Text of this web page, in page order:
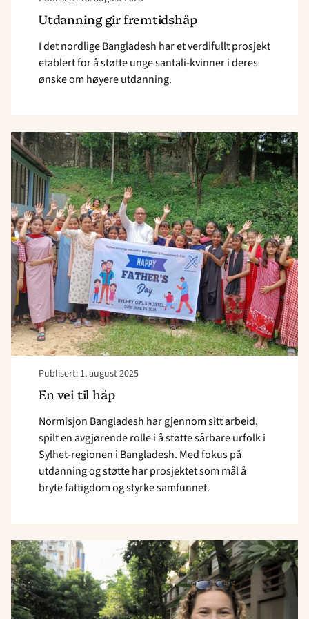
Utdanning gir fremtidshåp
I det nordlige Bangladesh har et verdifullt prosjekt
etablert for å støtte unge santali-kvinner i deres
ønske om høyere utdanning.
Publisert: 1. august 2025
En vei til håp
Normisjon Bangladesh har gjennom sitt arbeid,
spilt en avgjørende rolle i å støtte sårbare urfolk i
Sylhet-regionen i Bangladesh. Med fokus på
utdanning og støtte har prosjektet som mål å
bryte fattigdom og styrke samfunnet.
Read
article
"En
vei
til
håp"
Read
article
"
<strong>Gud
utfordrer